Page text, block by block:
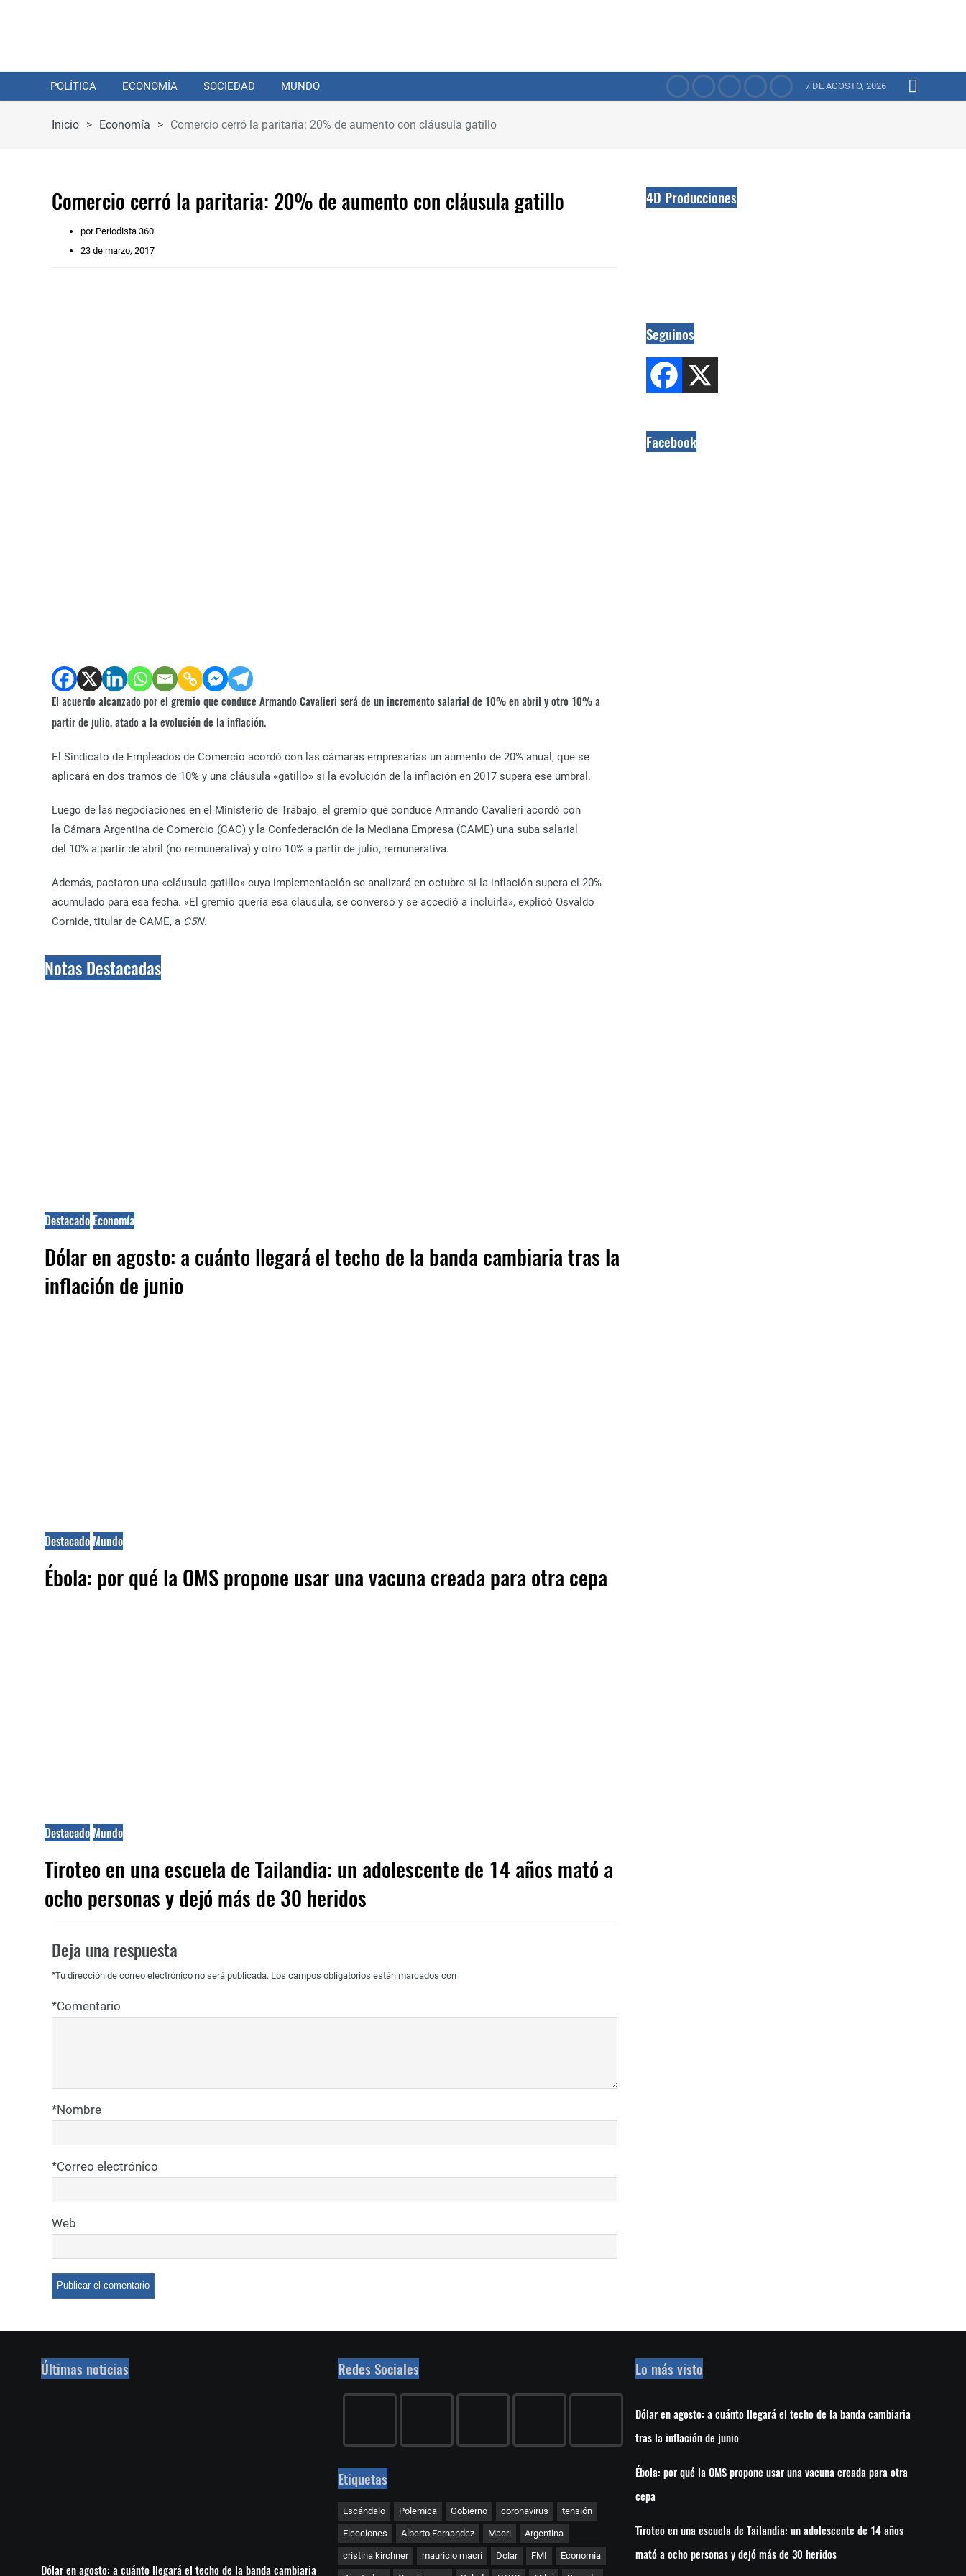
POLÍTICA ECONOMÍA SOCIEDAD MUNDO 7 DE AGOSTO, 2026
Inicio > Economía > Comercio cerró la paritaria: 20% de aumento con cláusula gatillo
Comercio cerró la paritaria: 20% de aumento con cláusula gatillo
por Periodista 360
23 de marzo, 2017
El acuerdo alcanzado por el gremio que conduce Armando Cavalieri será de un incremento salarial de 10% en abril y otro 10% a
partir de julio, atado a la evolución de la inflación.
El Sindicato de Empleados de Comercio acordó con las cámaras empresarias un aumento de 20% anual, que se
aplicará en dos tramos de 10% y una cláusula «gatillo» si la evolución de la inflación en 2017 supera ese umbral.
Luego de las negociaciones en el Ministerio de Trabajo, el gremio que conduce Armando Cavalieri acordó con
la Cámara Argentina de Comercio (CAC) y la Confederación de la Mediana Empresa (CAME) una suba salarial
del 10% a partir de abril (no remunerativa) y otro 10% a partir de julio, remunerativa.
Además, pactaron una «cláusula gatillo» cuya implementación se analizará en octubre si la inflación supera el 20%
acumulado para esa fecha. «El gremio quería esa cláusula, se conversó y se accedió a incluirla», explicó Osvaldo
Cornide, titular de CAME, a C5N.
Notas Destacadas
Destacado Economía
Dólar en agosto: a cuánto llegará el techo de la banda cambiaria tras la
inflación de junio
Destacado Mundo
Ébola: por qué la OMS propone usar una vacuna creada para otra cepa
Destacado Mundo
Tiroteo en una escuela de Tailandia: un adolescente de 14 años mató a
ocho personas y dejó más de 30 heridos
Deja una respuesta
Tu dirección de correo electrónico no será publicada. Los campos obligatorios están marcados con
*
Comentario
*
Nombre
*
Correo electrónico
*
Web
4D Producciones
Seguinos
Facebook
Últimas noticias
Dólar en agosto: a cuánto llegará el techo de la banda cambiaria
Redes Sociales
Etiquetas
Escándalo Polemica Gobierno coronavirus tensión
Elecciones Alberto Fernandez Macri Argentina
cristina kirchner mauricio macri Dolar FMI Economia
Lo más visto
Dólar en agosto: a cuánto llegará el techo de la banda cambiaria
tras la inflación de junio
Ébola: por qué la OMS propone usar una vacuna creada para otra
cepa
Tiroteo en una escuela de Tailandia: un adolescente de 14 años
mató a ocho personas y dejó más de 30 heridos